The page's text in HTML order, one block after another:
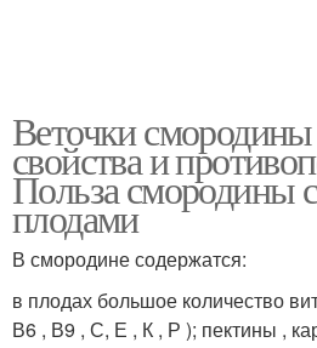
Веточки
свойства и
Польза смородины
плодами
В смородине содержатся:
в плодах большое количество
В6 , В9 , С, Е , К , Р ); пектины ,